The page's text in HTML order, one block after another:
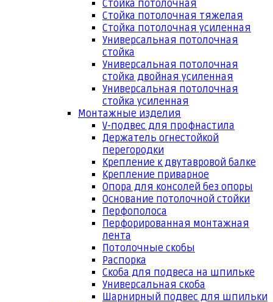
Стойка потолочная
Стойка потолочная тяжелая
Стойка потолочная усиленная
Универсальная потолочная
стойка
Универсальная потолочная
стойка двойная усиленная
Универсальная потолочная
стойка усиленная
Монтажные изделия
V-подвес для профнастила
Держатель огнестойкой
перегородки
Крепление к двутавровой балке
Крепление приварное
Опора для консолей без опоры
Основание потолочной стойки
Перфополоса
Перфорированная монтажная
лента
Потолочные скобы
Распорка
Скоба для подвеса на шпильке
Универсальная скоба
Шарнирный подвес для шпильки